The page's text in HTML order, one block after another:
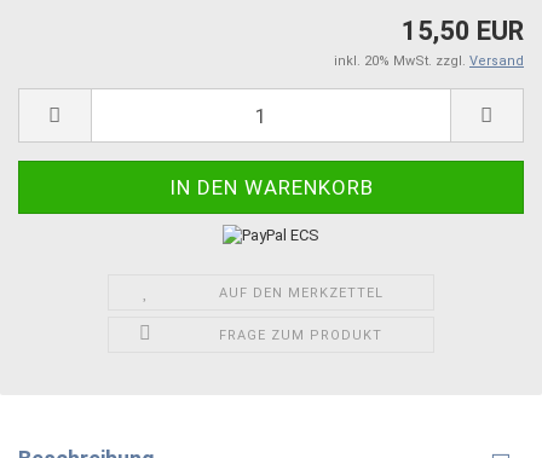
15,50 EUR
inkl. 20% MwSt. zzgl. Versand
AUF DEN MERKZETTEL
FRAGE ZUM PRODUKT